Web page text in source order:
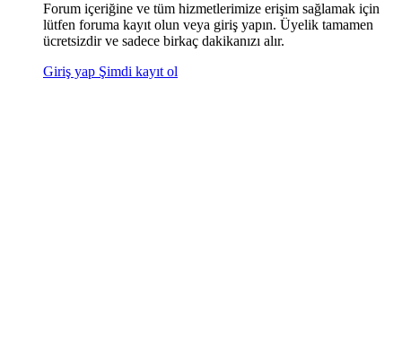
Forum içeriğine ve tüm hizmetlerimize erişim sağlamak için
lütfen foruma kayıt olun veya giriş yapın. Üyelik tamamen
ücretsizdir ve sadece birkaç dakikanızı alır.
Giriş yap Şimdi kayıt ol